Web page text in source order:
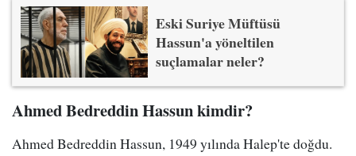
Eski Suriye Müftüsü
Hassun'a yöneltilen
suçlamalar neler?
Ahmed Bedreddin Hassun kimdir?
Ahmed Bedreddin Hassun, 1949 yılında Halep'te doğdu.